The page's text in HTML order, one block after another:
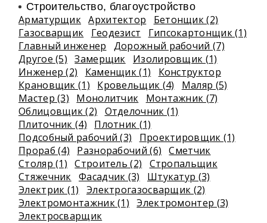
Строительство, благоустройство
Арматурщик Архитектор
Бетонщик (2)
Газосварщик
Геодезист
Гипсокартонщик (1)
Главный инженер
Дорожный рабочий (7)
Другое (5)
Замерщик
Изолировщик (1)
Инженер (2)
Каменщик (1)
Конструктор
Крановщик (1)
Кровельщик (4)
Маляр (5)
Мастер (3)
Монолитчик
Монтажник (7)
Облицовщик (2)
Отделочник (1)
Плиточник (4)
Плотник (1)
Подсобный рабочий (3)
Проектировщик (1)
Прораб (4)
Разнорабочий (6)
Сметчик
Столяр (1)
Строитель (2)
Стропальщик
Стяжечник Фасадчик (3)
Штукатур (3)
Электрик (1)
Электрогазосварщик (2)
Электромонтажник (1)
Электромонтер (3)
Электросварщик